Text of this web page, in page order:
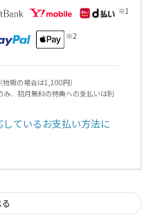
販の場合は1,100円）
、初月無料の特典への支払いは利
しているお支払い方法に